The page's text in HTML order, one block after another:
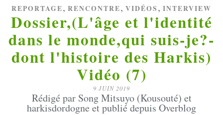
REPORTAGE, RENCONTRE, VIDÉOS , INTERVIEW
Dossier,(L'âge et l'identité
dans le monde,qui suis-je?-
dont l'histoire des Harkis)
Vidéo (7)
9 JUIN 2019
Rédigé par Song Mitsuyo (Kousouté) et
harkisdordogne et publié depuis Overblog